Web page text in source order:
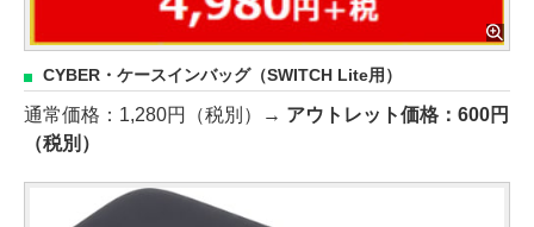
CYBER・ケースインバッグ（SWITCH Lite用）
通常価格：1,280円（税別）→ アウトレット価格：600円
（税別）